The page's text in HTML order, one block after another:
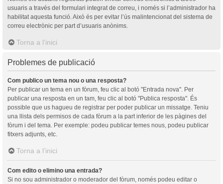
usuaris a través del formulari integrat de correu, i només si l’administrador ha
habilitat aquesta funció. Això és per evitar l’ús malintencionat del sistema de
correu electrònic per part d’usuaris anònims.
Torna a l’inici
Problemes de publicació
Com publico un tema nou o una resposta?
Per publicar un tema en un fòrum, feu clic al botó "Entrada nova". Per
publicar una resposta en un tam, feu clic al botó "Publica resposta". És
possible que us hagueu de registrar per poder publicar un missatge. Teniu
una llista dels permisos de cada fòrum a la part inferior de les pàgines del
fòrum i del tema. Per exemple: podeu publicar temes nous, podeu publicar
fitxers adjunts, etc.
Torna a l’inici
Com edito o elimino una entrada?
Si no sou administrador o moderador del fòrum, només podeu editar o